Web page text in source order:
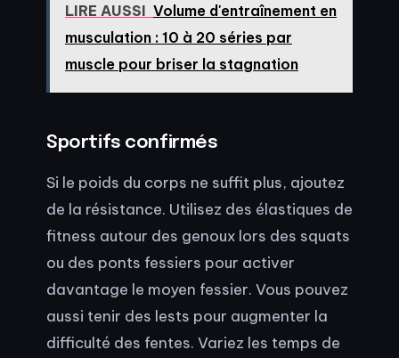
LIRE AUSSI Volume d'entraînement en
musculation : 10 à 20 séries par
muscle pour briser la stagnation
Sportifs confirmés
Si le poids du corps ne suffit plus, ajoutez
de la résistance. Utilisez des élastiques de
fitness autour des genoux lors des squats
ou des ponts fessiers pour activer
davantage le moyen fessier. Vous pouvez
aussi tenir des lests pour augmenter la
difficulté des fentes. Variez les temps de